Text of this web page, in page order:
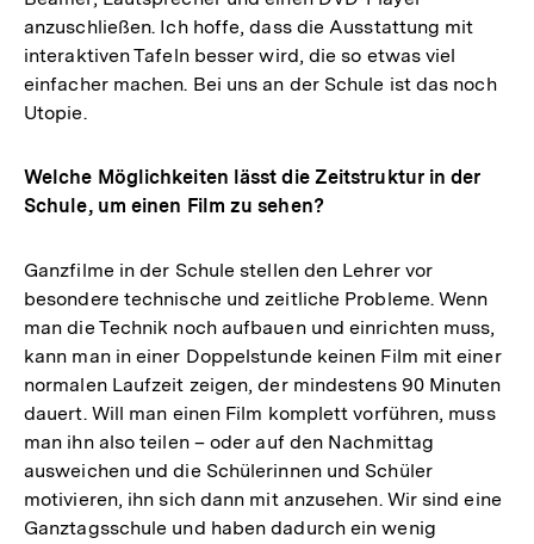
anzuschließen. Ich hoffe, dass die Ausstattung mit
interaktiven Tafeln besser wird, die so etwas viel
einfacher machen. Bei uns an der Schule ist das noch
Utopie.
Welche Möglichkeiten lässt die Zeitstruktur in der
Schule, um einen Film zu sehen?
Ganzfilme in der Schule stellen den Lehrer vor
besondere technische und zeitliche Probleme. Wenn
man die Technik noch aufbauen und einrichten muss,
kann man in einer Doppelstunde keinen Film mit einer
normalen Laufzeit zeigen, der mindestens 90 Minuten
dauert. Will man einen Film komplett vorführen, muss
man ihn also teilen – oder auf den Nachmittag
ausweichen und die Schülerinnen und Schüler
motivieren, ihn sich dann mit anzusehen. Wir sind eine
Ganztagsschule und haben dadurch ein wenig